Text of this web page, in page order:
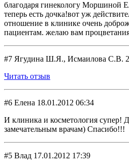
благодаря гинекологу Моршиной
теперь есть дочка!вот уж
отношение в клинике очень
пациентам. желаю вам
#7 Ягудина Ш.Я., Исмаилова С.В.
Читать отзыв
#6 Елена 18.01.2012 06:34
И клиника и косметология супер!
замечательным врачам) Спасибо!!!
#5 Влад 17.01.2012 17:39